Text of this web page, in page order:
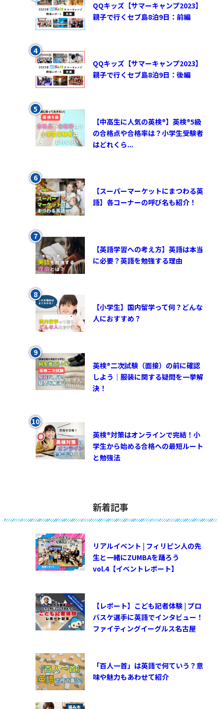
QQキッズ【サマーキャンプ2023】
親子で行くセブ島8泊9日：前編
QQキッズ【サマーキャンプ2023】
親子で行くセブ島8泊9日：後編
【中高生に人気の英検®︎】英検®︎5級
の合格点や合格率は？小学生受験者
はどれくら...
【スーパーマーケットにまつわる英
語】各コーナーの呼び名も紹介！
【英語学習への考え方】英語は本当
に必要？英語を勉強する理由
【小学生】国内留学って何？どんな
人におすすめ？
英検®︎二次試験（面接）の前に確認
しよう｜服装に関する疑問を一挙解
決！
英検®対策はオンラインで完結！小
学生から始める合格への最短ルート
と勉強法
新着記事
リアルイベント | フィリピン人の先
生と一緒にZUMBAを踊ろう
vol.4【イベントレポート】
【レポート】こども記者体験 | プロ
バスケ選手に英語でインタビュー！
ファイティングイーグルス名古屋
「百人一首」は英語で何ていう？意
味や魅力もあわせて紹介